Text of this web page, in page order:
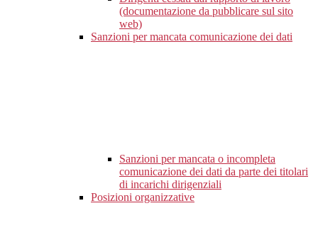
(documentazione da pubblicare sul sito
web)
Sanzioni per mancata comunicazione dei dati
Sanzioni per mancata o incompleta
comunicazione dei dati da parte dei titolari
di incarichi dirigenziali
Posizioni organizzative